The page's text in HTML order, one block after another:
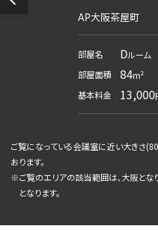
AP大阪茶屋町
部屋名 Dルーム
部屋面積
84m²
基本料金
13,000
ご覧になっている会議室に近い大きさ(
おります。
※ご覧のエリアの該当範囲は、大阪とな
となります。